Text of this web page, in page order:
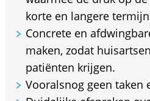
korte en langere
Concrete en
maken, zodat
patiënten krijgen.
Vooralsnog geen taken